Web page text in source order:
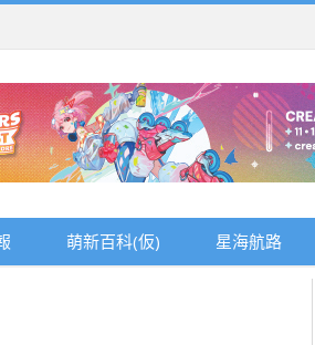
萌新百科(仮) 星海航路